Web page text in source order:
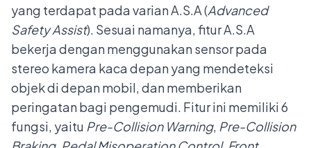
yang terdapat pada varian A.S.A (Advanced
Safety Assist). Sesuai namanya, fitur A.S.A
bekerja dengan menggunakan sensor pada
stereo kamera kaca depan yang mendeteksi
objek di depan mobil, dan memberikan
peringatan bagi pengemudi. Fitur ini memiliki 6
fungsi, yaitu Pre-Collision Warning, Pre-Collision